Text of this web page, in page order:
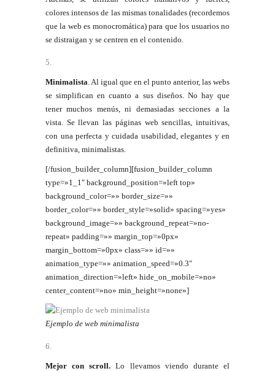
colores intensos de las mismas tonalidades (recordemos
que la web es monocromática) para que los usuarios no
se distraigan y se centren en el contenido.
Minimalista. Al igual que en el punto anterior, las webs
se simplifican en cuanto a sus diseños. No hay que
tener muchos menús, ni demasiadas secciones a la
vista. Se llevan las páginas web sencillas, intuitivas,
con una perfecta y cuidada usabilidad, elegantes y en
definitiva, minimalistas.
[/fusion_builder_column][fusion_builder_column
type=»1_1″ background_position=»left top»
background_color=»» border_size=»»
border_color=»» border_style=»solid» spacing=»yes»
background_image=»» background_repeat=»no-
repeat» padding=»» margin_top=»0px»
margin_bottom=»0px» class=»» id=»»
animation_type=»» animation_speed=»0.3″
animation_direction=»left» hide_on_mobile=»no»
center_content=»no» min_height=»none»]
Ejemplo de web minimalista
Mejor con scroll. Lo llevamos viendo durante el